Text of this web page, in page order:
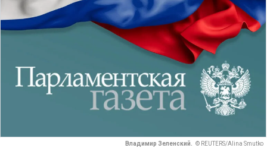
Владимир Зеленский. © REUTERS/Alina Smutko